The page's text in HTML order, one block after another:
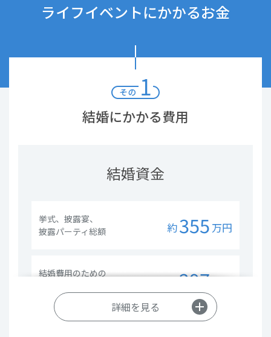
ライフイベントにかかるお金
結婚にかかる費用
結婚資金
挙式、披露宴、
披露パーティ総額
約355 万円
結婚費用のための
約297万円
詳細を見る